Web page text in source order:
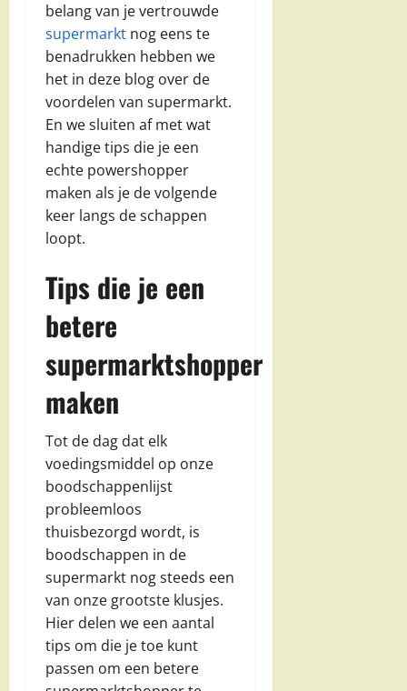
belang van je vertrouwde
supermarkt nog eens te
benadrukken hebben we
het in deze blog over de
voordelen van supermarkt.
En we sluiten af met wat
handige tips die je een
echte powershopper
maken als je de volgende
keer langs de schappen
loopt.
Tips die je een
betere
supermarktshopper
maken
Tot de dag dat elk
voedingsmiddel op onze
boodschappenlijst
probleemloos
thuisbezorgd wordt, is
boodschappen in de
supermarkt nog steeds een
van onze grootste klusjes.
Hier delen we een aantal
tips om die je toe kunt
passen om een betere